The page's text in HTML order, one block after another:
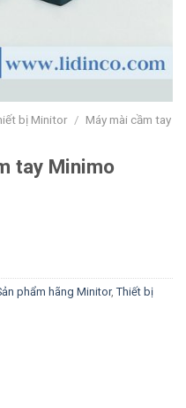
bị Minitor / Máy mài cầm tay
tay Minimo
phẩm hãng Minitor, Thiết bị